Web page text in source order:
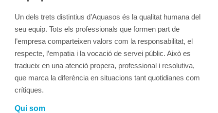
Un dels trets distintius d’Aquasos és la qualitat humana del
seu equip. Tots els professionals que formen part de
l’empresa comparteixen valors com la responsabilitat, el
respecte, l’empatia i la vocació de servei públic. Això es
tradueix en una atenció propera, professional i resolutiva,
que marca la diferència en situacions tant quotidianes com
crítiques.
Qui som